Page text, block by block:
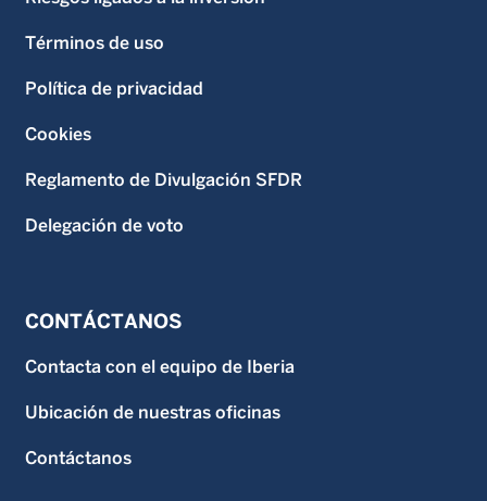
Términos de uso
Política de privacidad
Cookies
Reglamento de Divulgación SFDR
Delegación de voto
CONTÁCTANOS
Contacta con el equipo de Iberia
Ubicación de nuestras oficinas
Contáctanos